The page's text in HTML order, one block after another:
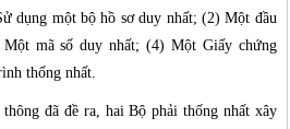
dụng một bộ hồ sơ duy nhất; (2) Một đầu
mã số duy nhất; (4) Một Giấy chứng
thống nhất.
đã đề ra, hai Bộ phải thống nhất xây